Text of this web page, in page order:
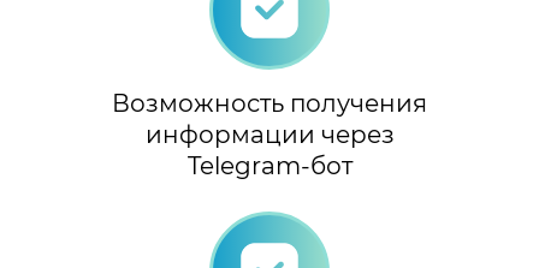
Возможность получения
информации через
Telegram-бот